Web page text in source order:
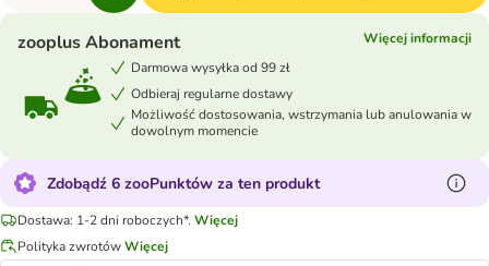
zooplus Abonament
Więcej informacji
Darmowa wysyłka od 99 zł
Odbieraj regularne dostawy
Możliwość dostosowania, wstrzymania lub anulowania w
dowolnym momencie
Zdobądź 6 zooPunktów za ten produkt
Dostawa: 1-2 dni roboczych*. Więcej
Polityka zwrotówWięcej